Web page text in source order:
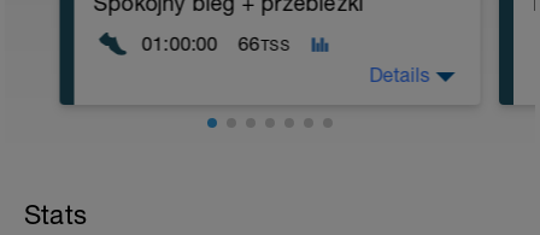
01:00:00 66TSS
Details
Stats